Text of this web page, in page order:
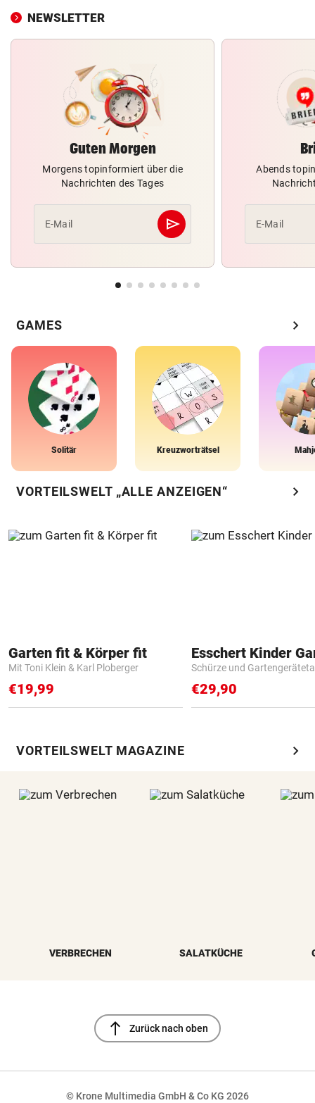
NEWSLETTER
Guten Morgen
Morgens topinformiert über die
Nachrichten des Tages
E-Mail send
Abschicken
Abends
E-Mail
GAMES chevron_right
Solitär Kreuzworträtsel
VORTEILSWELT „ALLE ANZEIGEN“ chevron_right
Garten fit & Körper fit
Mit Toni Klein & Karl Ploberger
€19,99
Schürze und
€29,90
VORTEILSWELT MAGAZINE chevron_right
VERBRECHEN SALATKÜCHE
north Zurück nach oben
© Krone Multimedia GmbH & Co KG 2026